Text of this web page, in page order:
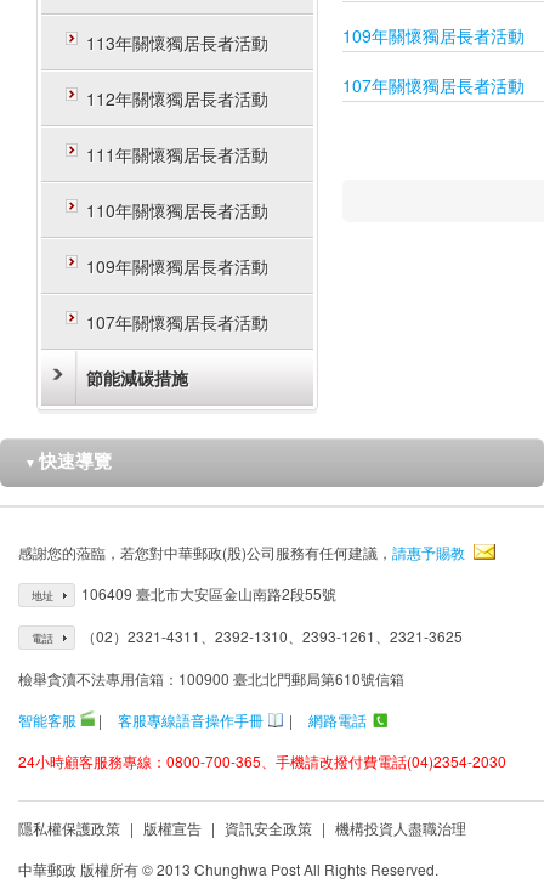
113年關懷獨居長者活動
112年關懷獨居長者活動
111年關懷獨居長者活動
110年關懷獨居長者活動
109年關懷獨居長者活動
107年關懷獨居長者活動
節能減碳措施
109年關懷獨居長者活動
107年關懷獨居長者活動
▼ 快速導覽
感謝您的蒞臨，若您對中華郵政(股)公司服務有任何建議， 請惠予賜教
地址 106409 臺北市大安區金山南路2段55號
電話 （02）2321-4311、2392-1310、2393-1261、2321-3625
檢舉貪瀆不法專用信箱：100900 臺北北門郵局第610號信箱
智能客服
| 客服專線語音操作手冊 |
網路電話
24小時顧客服務專線：0800-700-365、手機請改撥付費電話(04)2354-2030
隱私權保護政策 | 版權宣告 | 資訊安全政策 | 機構投資人盡職治理
中華郵政 版權所有 © 2013 Chunghwa Post All Rights Reserved.